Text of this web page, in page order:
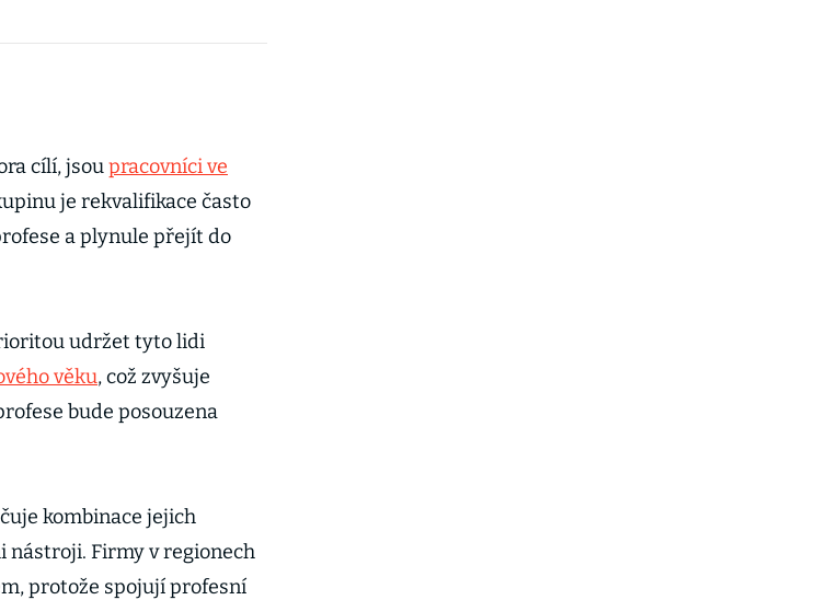
cílí, jsoupracovníci ve
je rekvalifikace často
a plynule přejít do
udržet tyto lidi
věku, což zvyšuje
bude posouzena
kombinace jejich
nástroji. Firmy v regionech
protože spojují profesní